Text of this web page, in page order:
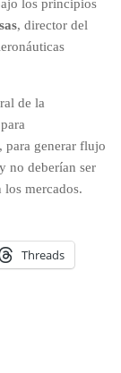
los principios
, director del
de la
para generar flujo
no deberían ser
los mercados.
Threads